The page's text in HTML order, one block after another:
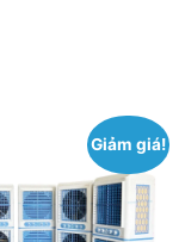
Giảm giá!